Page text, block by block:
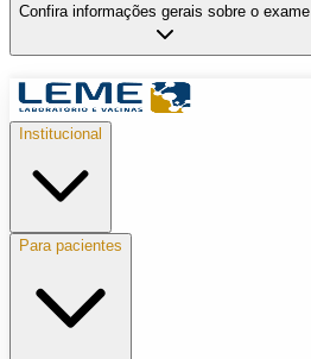
Confira informações gerais sobre o exame
Institucional
Para pacientes